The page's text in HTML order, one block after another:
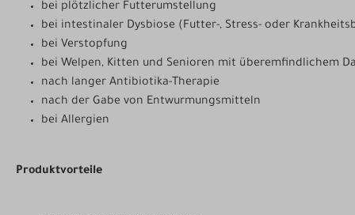
bei plötzlicher Futterumstellung
bei intestinaler Dysbiose (Futter-, Stress- oder
bei Verstopfung
bei Welpen, Kitten und Senioren mit überemfindlichem
nach langer Antibiotika-Therapie
nach der Gabe von Entwurmungsmitteln
bei Allergien
Produktvorteile